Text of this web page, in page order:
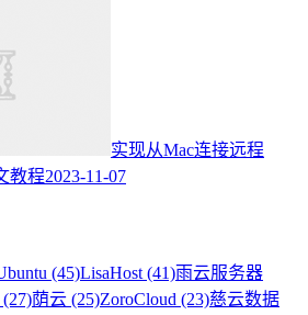
实现从Mac连接远程
教程2023-11-07
(45)LisaHost (41)雨云服务器
(27)荫云 (25)ZoroCloud (23)慈云数据